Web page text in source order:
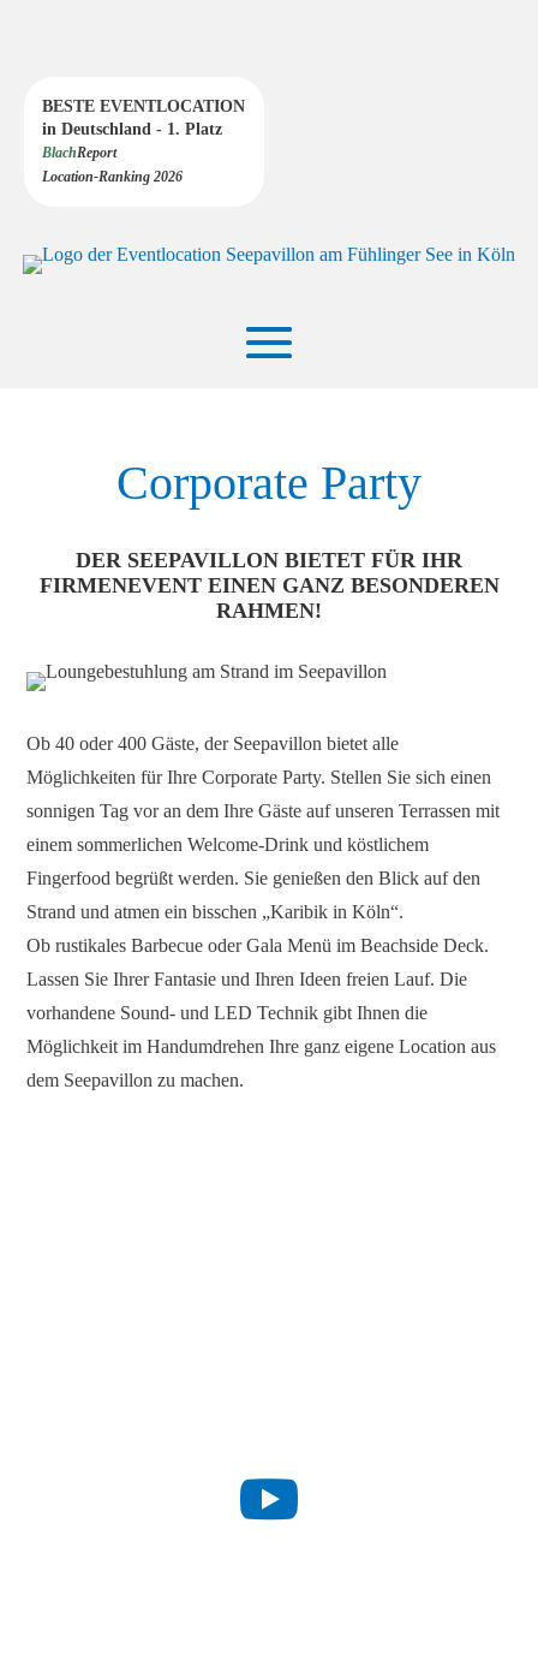
BESTE EVENTLOCATION
in Deutschland - 1. Platz
BlachReport
Location-Ranking 2026
Corporate Party
DER SEEPAVILLON BIETET FÜR IHR
FIRMENEVENT EINEN GANZ BESONDEREN
RAHMEN!
Ob 40 oder 400 Gäste, der Seepavillon bietet alle
Möglichkeiten für Ihre Corporate Party. Stellen Sie sich einen
sonnigen Tag vor an dem Ihre Gäste auf unseren Terrassen mit
einem sommerlichen Welcome-Drink und köstlichem
Fingerfood begrüßt werden. Sie genießen den Blick auf den
Strand und atmen ein bisschen „Karibik in Köln“.
Ob rustikales Barbecue oder Gala Menü im Beachside Deck.
Lassen Sie Ihrer Fantasie und Ihren Ideen freien Lauf. Die
vorhandene Sound- und LED Technik gibt Ihnen die
Möglichkeit im Handumdrehen Ihre ganz eigene Location aus
dem Seepavillon zu machen.